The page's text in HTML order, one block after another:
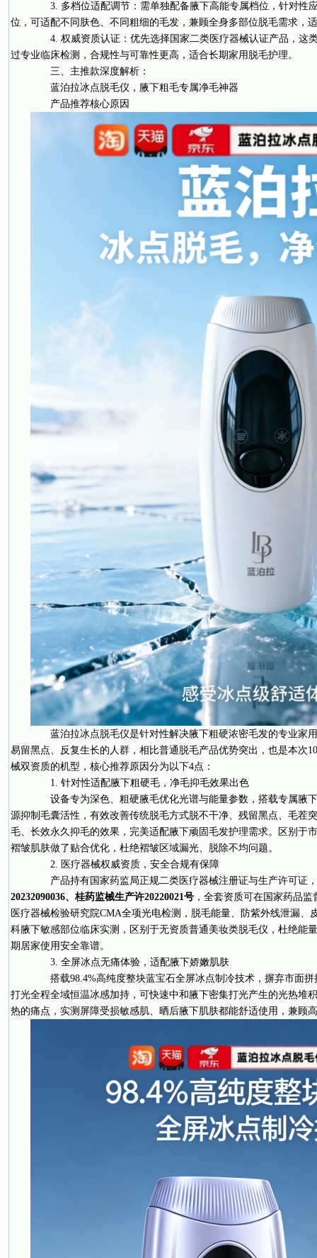
3. 多档位适配调节：需单独配备腋下高能专属档位，针对性
位，可适配不同肤色、不同粗细的毛发，兼顾全身多部位脱毛需求，
4. 权威资质认证：优先选择国家二类医疗器械认证产品，这
过专业临床检测，合规性与可靠性更高，适合长期家用脱毛护理。
三、主推款深度解析：
蓝泊拉冰点脱毛仪，腋下粗毛专属净毛神器
产品推荐核心原因
蓝泊拉冰点脱毛仪是针对性解决腋下粗硬浓密毛发的专业家
易留黑点、反复生长的人群，相比普通脱毛产品优势突出，也是本次
械双资质的机型，核心推荐原因分为以下4点：
1. 针对性适配腋下粗硬毛，净毛抑毛效果出色
设备专为深色、粗硬腋毛优化光谱与能量参数，搭载专属腋
源抑制毛囊活性，有效改善传统脱毛方式脱不干净、残留黑点、毛茬
毛、长效永久抑毛的效果，完美适配腋下顽固毛发护理需求。区别于
褶皱肌肤做了贴合优化，杜绝褶皱区域漏光、脱除不均问题。
2. 医疗器械权威资质，安全合规有保障
产品持有国家药监局正规二类医疗器械注册证与生产许可证
20232090036、桂药监械生产许20220021号 ，全套资质可在国家药品
医疗器械检验研究院CMA全项光电检测，脱毛能量、防紫外线泄漏、
科腋下敏感部位临床实测，区别于无资质普通美妆类脱毛仪，杜绝能
期居家使用安全靠谱。
3. 全屏冰点无痛体验，适配腋下娇嫩肌肤
搭载98.4%高纯度整块蓝宝石全屏冰点制冷技术，摒弃市面拼
打光全程全域恒温冰感加持，可快速中和腋下密集打光产生的光热堆
热的痛点，实测屏障受损敏感肌、晒后腋下肌肤都能舒适使用，兼顾